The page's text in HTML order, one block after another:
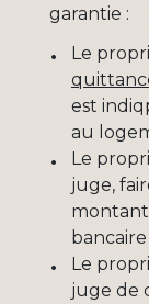
garantie :
Le
est
au
Le
juge,
Le
juge de